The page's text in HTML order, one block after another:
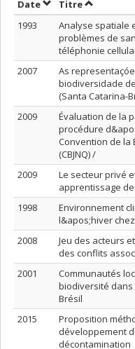
DateTrier par date en
TitreTrier par
1993
Analyse spatiale
problèmes de
téléphonie
2007
As
biodiversidade
(Santa Catarina-
2009
Évaluation de la
procédure
Convention de la
(CBJNQ) /
2009
Le secteur privé
apprentissage
1998
Environnement
l&apos;hiver
2008
Jeu des acteurs
des conflits
2001
Communautés
biodiversité
Brésil
2015
Proposition
développement
décontamination